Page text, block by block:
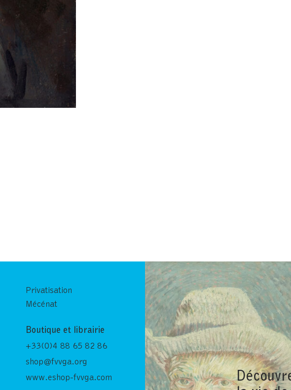
Privatisation
Mécénat
Boutique et librairie
+33(0)4 88 65 82 86
shop@fvvga.org
www.eshop-fvvga.com